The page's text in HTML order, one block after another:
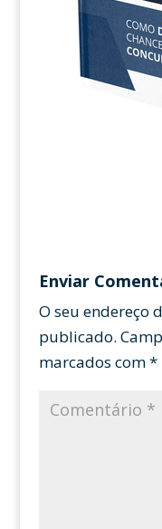
Enviar
O seu endereço
publicado.
marcados com*